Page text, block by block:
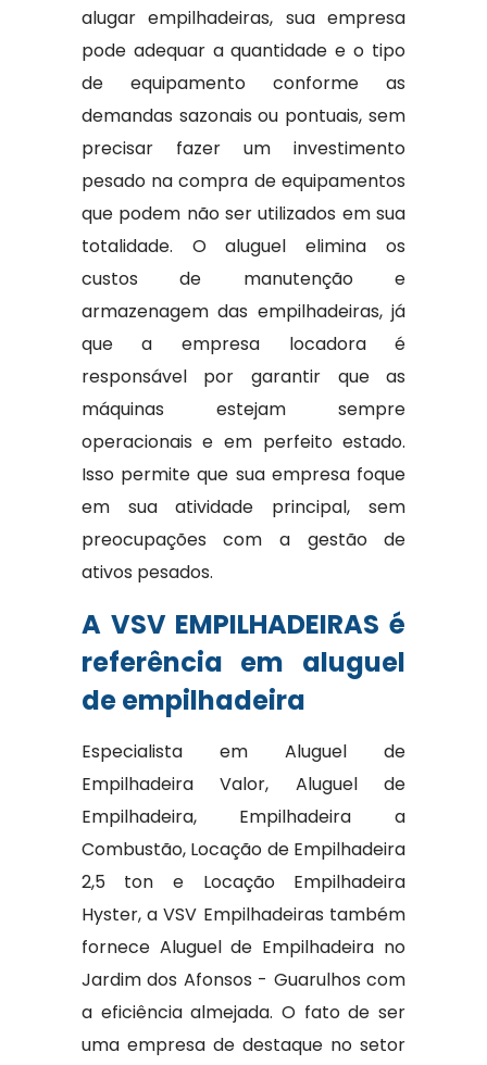
alugar empilhadeiras, sua empresa
pode adequar a quantidade e o tipo
de equipamento conforme as
demandas sazonais ou pontuais, sem
precisar fazer um investimento
pesado na compra de equipamentos
que podem não ser utilizados em sua
totalidade. O aluguel elimina os
custos de manutenção e
armazenagem das empilhadeiras, já
que a empresa locadora é
responsável por garantir que as
máquinas estejam sempre
operacionais e em perfeito estado.
Isso permite que sua empresa foque
em sua atividade principal, sem
preocupações com a gestão de
ativos pesados.
A VSV EMPILHADEIRAS é
referência em aluguel
de empilhadeira
Especialista em Aluguel de
Empilhadeira Valor, Aluguel de
Empilhadeira, Empilhadeira a
Combustão, Locação de Empilhadeira
2,5 ton e Locação Empilhadeira
Hyster, a VSV Empilhadeiras também
fornece Aluguel de Empilhadeira no
Jardim dos Afonsos - Guarulhos com
a eficiência almejada. O fato de ser
uma empresa de destaque no setor